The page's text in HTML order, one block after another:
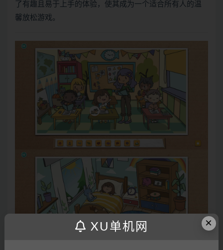
了有趣且易于上手的体验，使其成为一个适合所有人的温
馨放松游戏。
×
XU单机网